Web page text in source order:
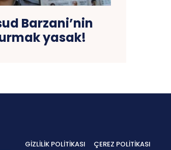
Barzani’nin
yasak!
GIZLILIK POLITIKASI
ÇEREZ POLITIKASI